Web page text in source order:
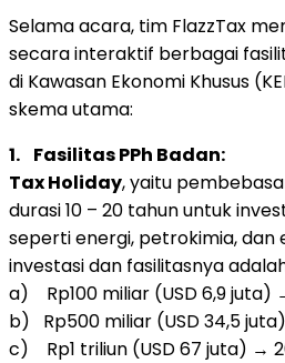
Selama acara, tim FlazzTax
secara interaktif berbagai
di Kawasan Ekonomi Khusus
skema utama:
1. Fasilitas PPh Badan:
Tax Holiday, yaitu
durasi 10 – 20 tahun untuk
seperti energi, petrokimia, dan
investasi dan fasilitasnya
a) Rp100 miliar (USD 6,9juta)
b) Rp500 miliar (USD 34,5
c) Rp1 triliun (USD 67 juta) →